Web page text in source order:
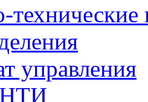
технические
управления
НТИ